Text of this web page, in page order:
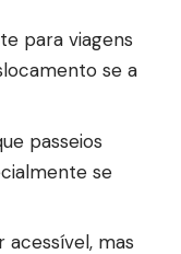
para viagens
se a
passeios
se
acessível, mas